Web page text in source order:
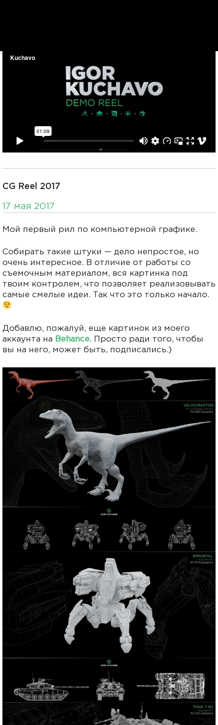
CG Reel 2017
17 мая 2017
Мой первый рил по компьютерной графике.
Собирать такие штуки — дело непростое, но
очень интересное. В отличие от работы со
съемочным материалом, вся картинка под
твоим контролем, что позволяет реализовывать
самые смелые идеи. Так что это только начало.
Добавлю, пожалуй, еще картинок из моего
аккаунта на Behance. Просто ради того, чтобы
вы на него, может быть, подписались.)